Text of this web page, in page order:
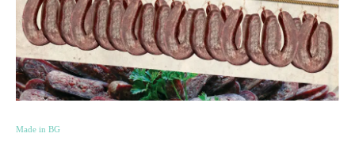
Made in BG